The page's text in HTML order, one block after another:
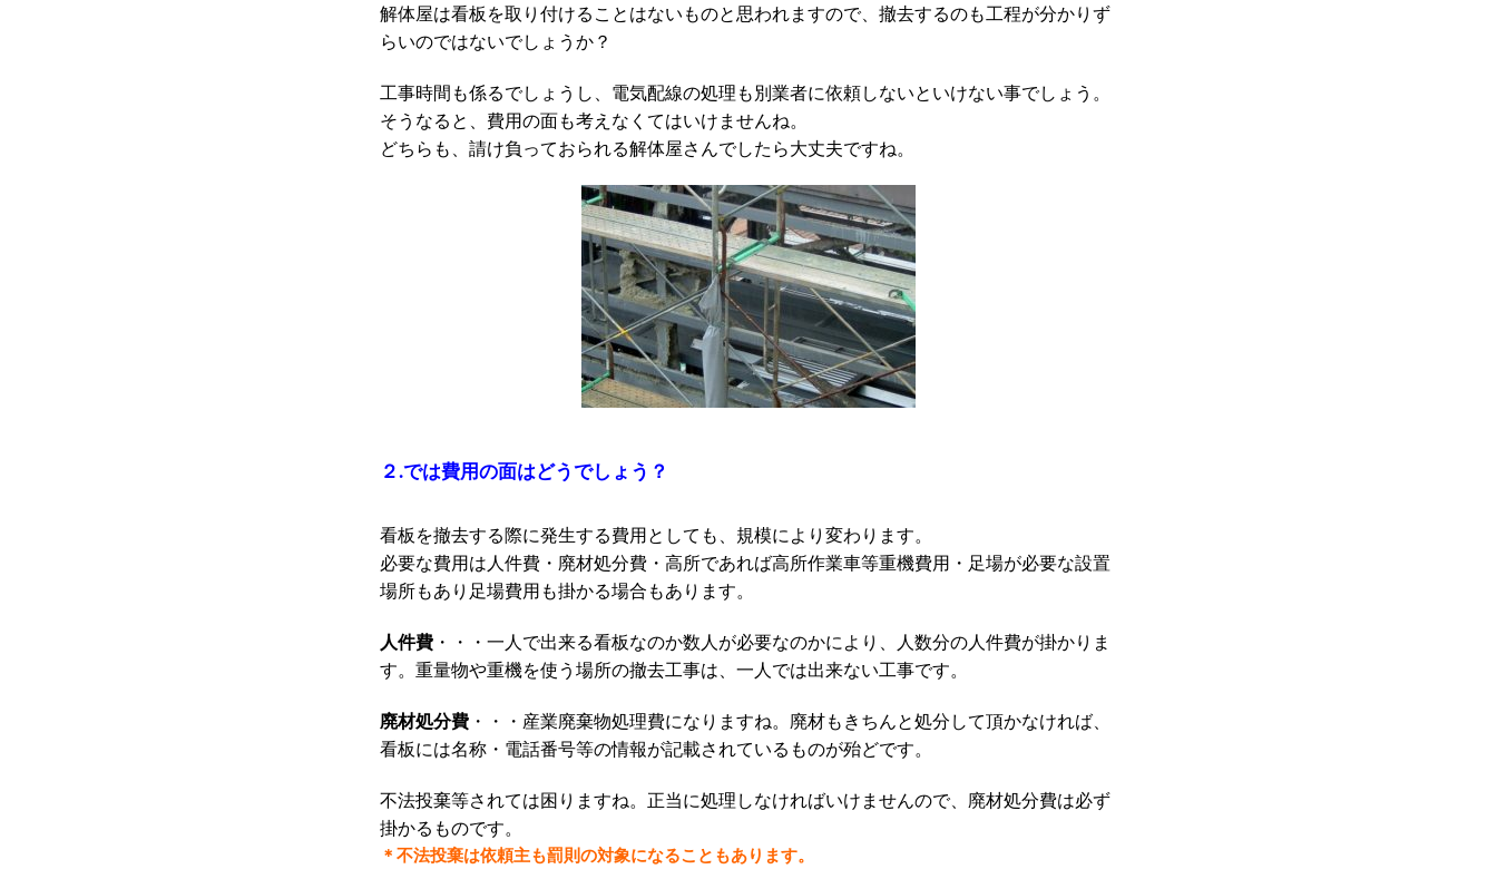
解体屋は看板を取り付けることはないものと思われますので、撤去するのも工程が分かりず
らいのではないでしょうか？
工事時間も係るでしょうし、電気配線の処理も別業者に依頼しないといけない事でしょう。
そうなると、費用の面も考えなくてはいけませんね。
どちらも、請け負っておられる解体屋さんでしたら大丈夫ですね。
２.では費用の面はどうでしょう？
看板を撤去する際に発生する費用としても、規模により変わります。
必要な費用は人件費・廃材処分費・高所であれば高所作業車等重機費用・足場が必要な設置
場所もあり足場費用も掛かる場合もあります。
人件費 ・・・一人で出来る看板なのか数人が必要なのかにより、人数分の人件費が掛かりま
す。重量物や重機を使う場所の撤去工事は、一人では出来ない工事です。
廃材処分費 ・・・産業廃棄物処理費になりますね。廃材もきちんと処分して頂かなければ、
看板には名称・電話番号等の情報が記載されているものが殆どです。
不法投棄等されては困りますね。正当に処理しなければいけませんので、廃材処分費は必ず
掛かるものです。
＊不法投棄は依頼主も罰則の対象になることもあり ます。